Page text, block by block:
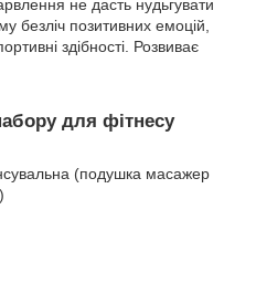
не дасть нудьгувати
безліч позитивних емоцій,
здібності. Розвиває
для фітнесу
(подушка масажер